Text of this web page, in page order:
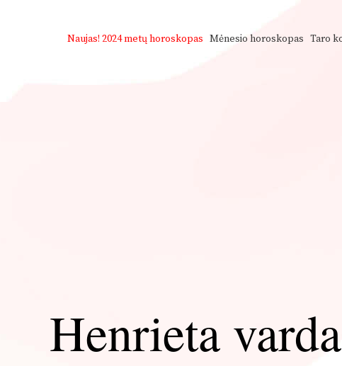
Naujas! 2024 metų horoskopas Mėnesio horoskopas Taro
Henrieta